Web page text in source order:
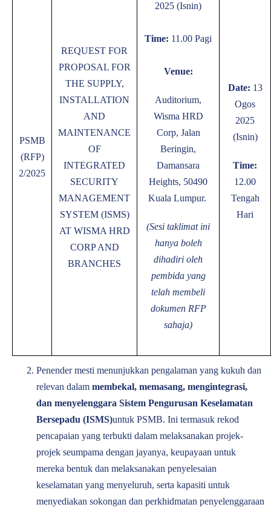
PSMB
(RFP)
2/2025
REQUEST FOR
PROPOSAL FOR
THE SUPPLY,
INSTALLATION
AND
MAINTENANCE
OF
INTEGRATED
SECURITY
MANAGEMENT
SYSTEM (ISMS)
AT WISMA HRD
CORP AND
BRANCHES
2025 (Isnin)
Time: 11.00 Pagi
Venue:
Auditorium,
Wisma HRD
Corp, Jalan
Beringin,
Damansara
Heights, 50490
Kuala Lumpur.
(Sesi taklimat ini
hanya boleh
dihadiri oleh
pembida yang
telah membeli
dokumen RFP
sahaja)
Date: 13
Ogos
2025
(Isnin)
Time:
12.00
Tengah
Hari
Penender mesti menunjukkan pengalaman yang kukuh dan
relevan dalam membekal, memasang, mengintegrasi,
dan menyelenggara Sistem Pengurusan Keselamatan
Bersepadu (ISMS)untuk PSMB. Ini termasuk rekod
pencapaian yang terbukti dalam melaksanakan projek-
projek seumpama dengan jayanya, keupayaan untuk
mereka bentuk dan melaksanakan penyelesaian
keselamatan yang menyeluruh, serta kapasiti untuk
menyediakan sokongan dan perkhidmatan penyelenggaraan